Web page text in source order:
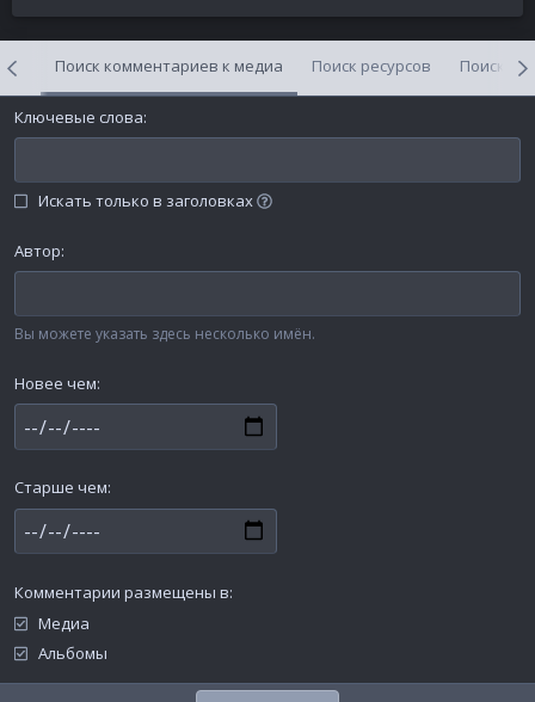
Поиск комментариев к медиа Поиск ресурсов Поиск
Ключевые слова
Искать только в заголовках
Автор
Вы можете указать здесь несколько имён.
Новее чем
Старше чем
Комментарии размещены в
Медиа
Альбомы